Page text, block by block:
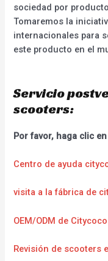
sociedad por
Tomaremos la
internacionales para
este producto en el
Servicio
scooters:
Por favor, haga clic
Centro de ayuda
visita a la fábrica de
OEM/ODM de Citycoco
Revisión de scooters